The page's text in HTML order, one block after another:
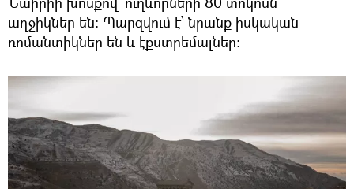
աղջիկներ են։ Պարզվում է՝ նրանք իսկական
ռոմանտիկներ են և էքստրեմալներ։